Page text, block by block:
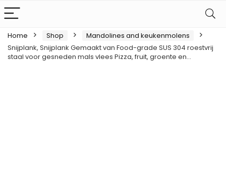
Home Shop
Mandolines and keukenmolens
Snijplank, Snijplank Gemaakt van Food-grade SUS 304 roestvrij
staal voor gesneden mals vlees Pizza, fruit, groente en…